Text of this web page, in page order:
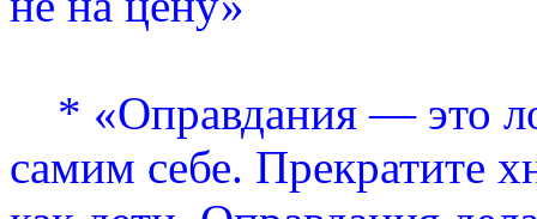
* «Оправдания — это
самим себе. Прекратите